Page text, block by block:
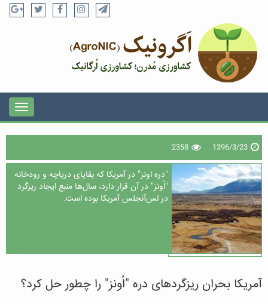
1396/3/23
2358
"دره اونز" در آمریکا که بقایای دریاچه و رودخانه
"اُونز" در آن قرار دارد، سال‌ها منبع ایجاد ریزگرد
در لس‌آنجلس آمریکا بوده است.
آمریکا بحران ریزگردهای دره "اُونز" را چطور حل کرد؟